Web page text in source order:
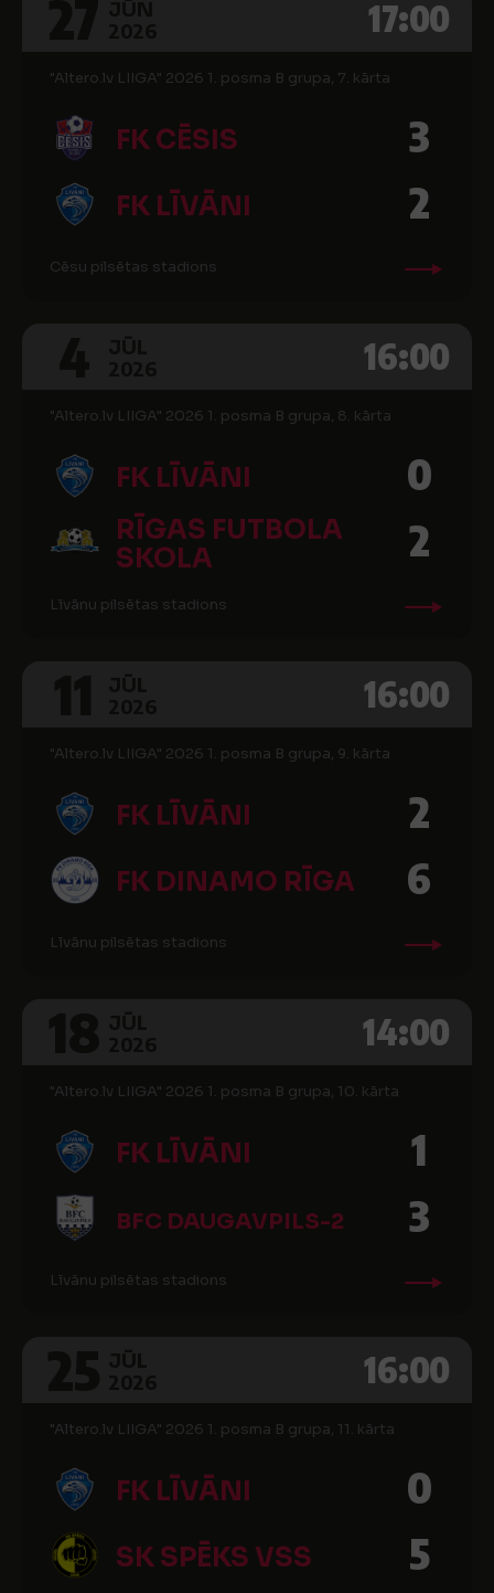
17:00
"Altero.lv LIIGA" 2026 1. posma B grupa, 7. kārta
FK CĒSIS 3
FK LĪVĀNI 2
Cēsu pilsētas stadions
16:00
"Altero.lv LIIGA" 2026 1. posma B grupa, 8. kārta
FK LĪVĀNI 0
RĪGAS FUTBOLA
SKOLA
2
Līvānu pilsētas stadions
16:00
"Altero.lv LIIGA" 2026 1. posma B grupa, 9. kārta
FK LĪVĀNI 2
FK DINAMO RĪGA 6
Līvānu pilsētas stadions
14:00
"Altero.lv LIIGA" 2026 1. posma B grupa, 10. kārta
FK LĪVĀNI 1
BFC DAUGAVPILS-2 3
Līvānu pilsētas stadions
16:00
"Altero.lv LIIGA" 2026 1. posma B grupa, 11. kārta
FK LĪVĀNI 0
SK SPĒKS VSS 5